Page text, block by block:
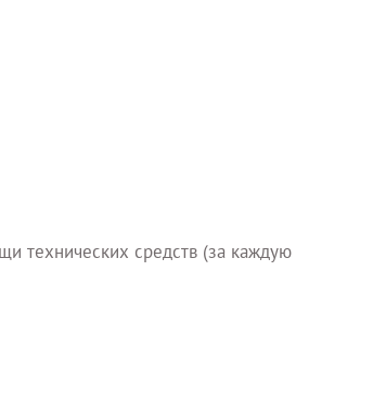
технических средств (за каждую